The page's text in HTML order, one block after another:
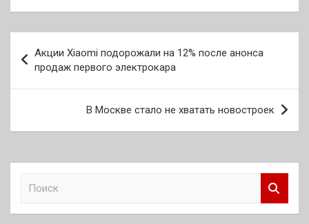
по
записям
Акции Xiaomi подорожали на 12% после анонса
продаж первого электрокара
В Москве стало не хватать новостроек